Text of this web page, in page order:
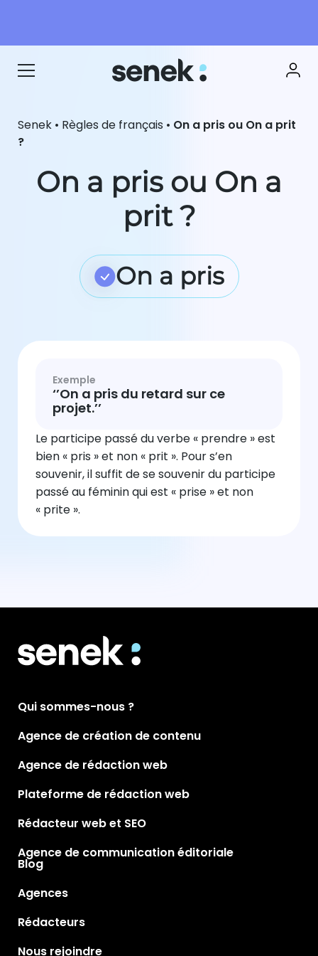
Senek • Règles de français • On a pris ou On a prit
?
On a pris ou On a
prit ?
On a pris
Exemple
‘’On a pris du retard sur ce
projet.’’
Le participe passé du verbe « prendre » est
bien « pris » et non « prit ». Pour s’en
souvenir, il suffit de se souvenir du participe
passé au féminin qui est « prise » et non
« prite ».
Qui sommes-nous ?
Agence de création de contenu
Agence de rédaction web
Plateforme de rédaction web
Rédacteur web et SEO
Agence de communication éditoriale
Blog
Agences
Rédacteurs
Nous rejoindre